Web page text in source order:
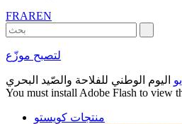
FRAREN
لتصبح موزّع
اليوم الوطني للفلاحة والصّيد البحري
You must install Adobe Flash to view
منتجات كويستو